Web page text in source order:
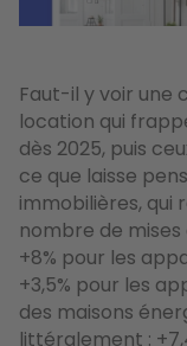
Faut-il y voir une
location qui
dès 2025, puis
ce que laisse
immobilières, qui
nombre de
+8% pour les
+3,5% pour les
des maisons
littéralement :